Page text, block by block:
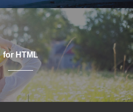
for HTML